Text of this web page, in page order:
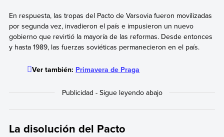
En respuesta, las tropas del Pacto de Varsovia fueron movilizadas
por segunda vez, invadieron el país e impusieron un nuevo
gobierno que revirtió la mayoría de las reformas. Desde entonces
y hasta 1989, las fuerzas soviéticas permanecieron en el país.
Ver también: Primavera de Praga
La disolución del Pacto